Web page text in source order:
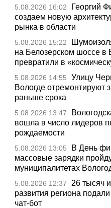
5.08.2026 16:02
Георгий
создаем новую
рынка в области
5.08.2026 15:22
на Белозерском шоссе в
превратили в
5.08.2026 14:55
Улицу
Вологде отремонтируют
раньше срока
5.08.2026 13:47
вошла в число лидеров
рождаемости
5.08.2026 13:05
В День
массовые зарядки
муниципалитетах
5.08.2026 12:37
26 тысяч
развития региона
чат-бот